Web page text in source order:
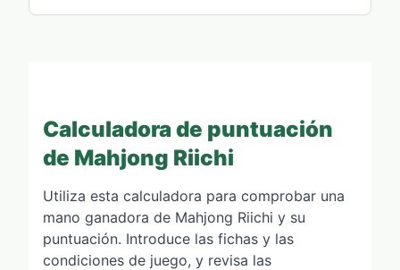
Calculadora de puntuación
de Mahjong Riichi
Utiliza esta calculadora para comprobar una
mano ganadora de Mahjong Riichi y su
puntuación. Introduce las fichas y las
condiciones de juego, y revisa las